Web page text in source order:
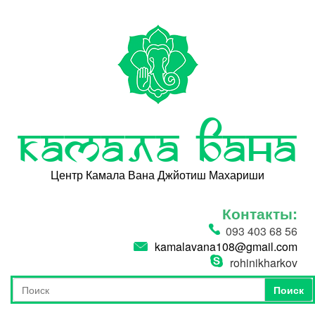
Камала Вана
Центр Камала Вана Джйотиш Махариши
Контакты:
093 403 68 56
kamalavana108@gmail.com
rohinikharkov
Форма поиска
Поиск